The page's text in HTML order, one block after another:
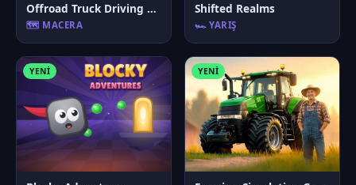
Offroad Truck Driving Game
🗺️ MACERA
Shifted Realms
🏎️ YARIŞ
YENI YENI